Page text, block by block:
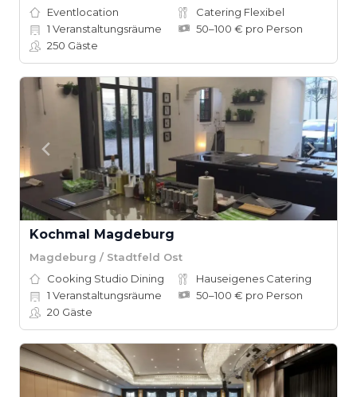
Eventlocation
Catering Flexibel
1 Veranstaltungsräume
50–100 € pro Person
250 Gäste
Kochmal Magdeburg
Magdeburg / Stadtfeld Ost
Cooking Studio Dining
Hauseigenes Catering
1 Veranstaltungsräume
50–100 € pro Person
20 Gäste